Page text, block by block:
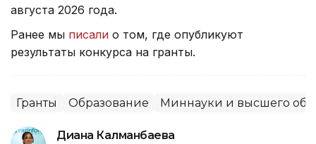
августа 2026 года.
Ранее мы писали о том, где опубликуют
результаты конкурса на гранты.
Гранты Образование Миннауки и высшего
Диана Калманбаева